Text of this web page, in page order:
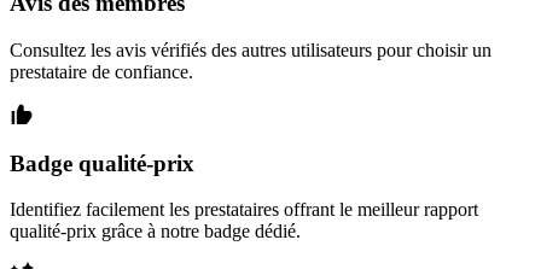
Consultez les avis vérifiés des autres utilisateurs pour choisir un
prestataire de confiance.
Badge qualité-prix
Identifiez facilement les prestataires offrant le meilleur rapport
qualité-prix grâce à notre badge dédié.